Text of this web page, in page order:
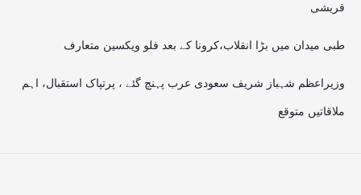
قریشی
طبی میدان میں بڑا انقلاب،کرونا کے بعد فلو ویکسین متعارف
وزیراعظم شہباز شریف سعودی عرب پہنچ گئے ، پرتپاک استقبال، اہم
ملاقاتیں متوقع